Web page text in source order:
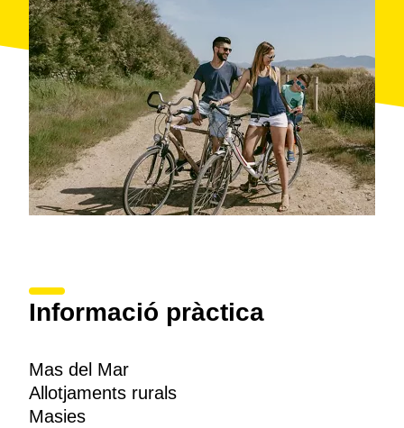
Informació pràctica
Mas del Mar
Allotjaments rurals
Masies